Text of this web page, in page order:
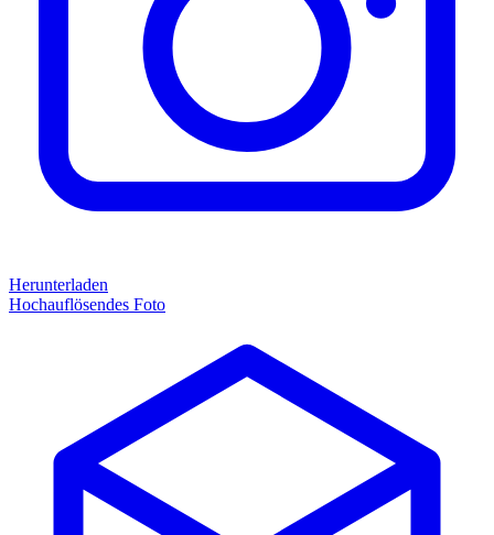
Herunterladen
Hochauflösendes Foto